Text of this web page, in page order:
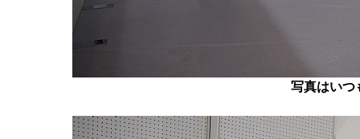
写真はいつ